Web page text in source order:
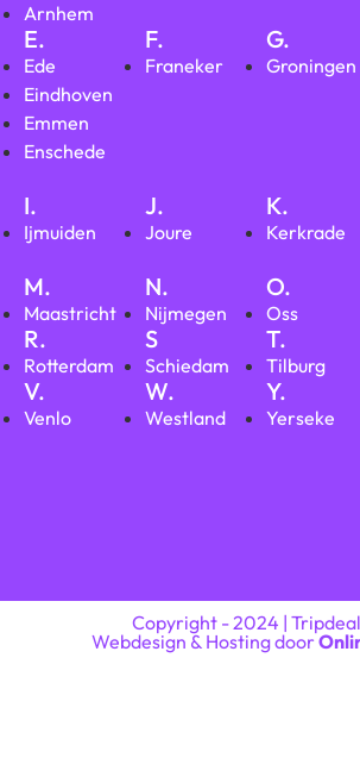
Arnhem
E.
Ede
Eindhoven
Emmen
Enschede
F.
Franeker
G.
Groningen
I.
Ijmuiden
J.
Joure
K.
Kerkrade
M.
Maastricht
N.
Nijmegen
O.
Oss
R.
Rotterdam
S
Schiedam
T.
Tilburg
V.
Venlo
W.
Westland
Y.
Yerseke
Copyright - 2024 |
Webdesign & Hosting door